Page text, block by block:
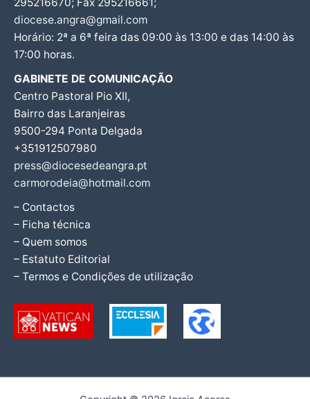
diocese.angra@gmail.com
Horário: 2ª a 6ª feira das 09:00 às 13:00 e das 14:00 às
17:00 horas.
GABINETE DE COMUNICAÇÃO
Centro Pastoral Pio XII,
Bairro das Laranjeiras
9500-294 Ponta Delgada
+351912507980
press@diocesedeangra.pt
carmorodeia@hotmail.com
– Contactos
– Ficha técnica
– Quem somos
– Estatuto Editorial
– Termos e Condições de utilização